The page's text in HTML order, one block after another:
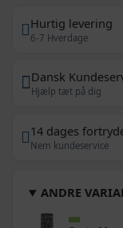
Hurtig levering
6-7 Hverdage
Dansk
Hjælp tæt på dig
14 dages
Nem kundeservice
ANDRE